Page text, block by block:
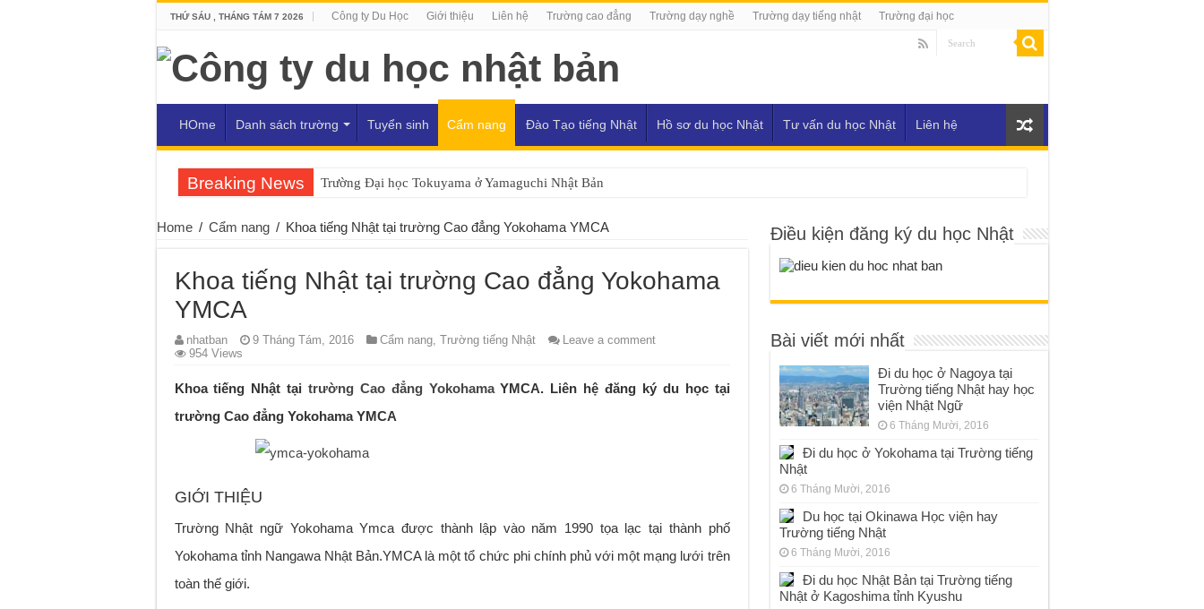
THỨ SÁU , THÁNG TÁM 7 2026 Công ty Du Học Giới thiệu Liên hệ Trường cao đẳng Trường dạy nghề Trường dạy tiếng nhật Trường đại học
HOme Danh sách trường Tuyển sinh Cẩm nang Đào Tạo tiếng Nhật Hồ sơ du học Nhật Tư vấn du học Nhật Liên hệ
Breaking News Trường Đại học Tokuyama ở Yamaguchi Nhật Bản
Home / Cẩm nang / Khoa tiếng Nhật tại trường Cao đẳng Yokohama YMCA
Khoa tiếng Nhật tại trường Cao đẳng Yokohama
YMCA
nhatban 9 Tháng Tám, 2016 Cẩm nang, Trường tiếng Nhật
Leave a comment
954 Views
Khoa tiếng Nhật tại trường Cao đẳng YokohamaYMCA. Liên hệ đăng ký du học tại
trường Cao đẳng Yokohama YMCA
GIỚI THIỆU
Trường Nhật ngữ Yokohama Ymca được thành lập vào năm 1990 tọa lạc tại thành phố
Yokohama tỉnh Nangawa Nhật Bản.YMCA là một tổ chức phi chính phủ với một mạng lưới trên
toàn thế giới.
Điều kiện đăng ký du học Nhật
Bài viết mới nhất
Đi du học ở Nagoya tại
Trường tiếng Nhật hay học
viện Nhật Ngữ
6 Tháng Mười, 2016
Đi du học ở Yokohama tại Trường tiếng
Nhật
6 Tháng Mười, 2016
Du học tại Okinawa Học viện hay
Trường tiếng Nhật
6 Tháng Mười, 2016
Đi du học Nhật Bản tại Trường tiếng
Nhật ở Kagoshima tỉnh Kyushu